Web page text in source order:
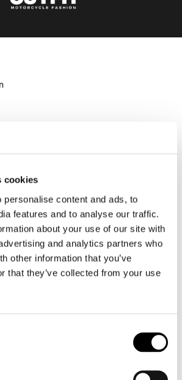
cookies
personalise content and ads, to
features and to analyse our traffic.
about your use of our site with
and analytics partners who
other information that you’ve
that they’ve collected from your use
heren